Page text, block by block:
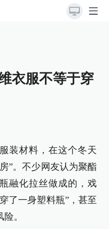
衣服不等于穿
装材料，在这个冬天
”。不少网友认为聚酯
融化拉丝做成的，戏
了一身塑料瓶”，甚至
。